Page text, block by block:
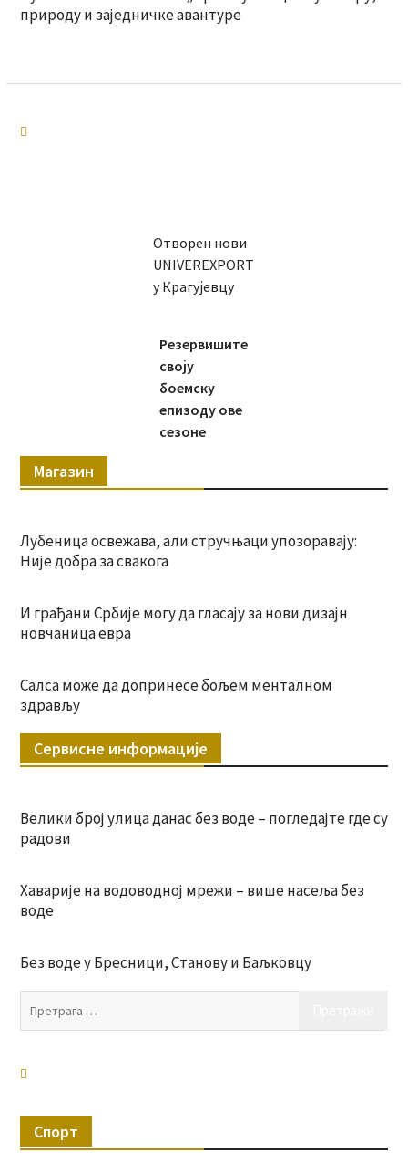
природу и заједничке авантуре
Отворен нови
UNIVEREXPORT
у Крагујевцу
Резервишите
своју
боемску
епизоду ове
сезоне
Магазин
Лубеница освежава, али стручњаци упозоравају:
Није добра за свакога
И грађани Србије могу да гласају за нови дизајн
новчаница евра
Салса може да допринесе бољем менталном
здрављу
Сервисне информације
Велики број улица данас без воде – погледајте где су
радови
Хаварије на водоводној мрежи – више насеља без
воде
Без воде у Бресници, Станову и Баљковцу
Спорт